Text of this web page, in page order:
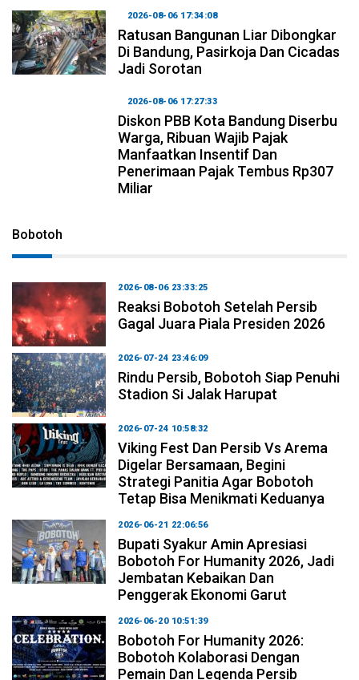
2026-08-06 17:34:08
Ratusan Bangunan Liar Dibongkar
Di Bandung, Pasirkoja Dan Cicadas
Jadi Sorotan
2026-08-06 17:27:33
Diskon PBB Kota Bandung Diserbu
Warga, Ribuan Wajib Pajak
Manfaatkan Insentif Dan
Penerimaan Pajak Tembus Rp307
Miliar
Bobotoh
2026-08-06 23:33:25
Reaksi Bobotoh Setelah Persib
Gagal Juara Piala Presiden 2026
2026-07-24 23:46:09
Rindu Persib, Bobotoh Siap Penuhi
Stadion Si Jalak Harupat
2026-07-24 10:58:32
Viking Fest Dan Persib Vs Arema
Digelar Bersamaan, Begini
Strategi Panitia Agar Bobotoh
Tetap Bisa Menikmati Keduanya
2026-06-21 22:06:56
Bupati Syakur Amin Apresiasi
Bobotoh For Humanity 2026, Jadi
Jembatan Kebaikan Dan
Penggerak Ekonomi Garut
2026-06-20 10:51:39
Bobotoh For Humanity 2026:
Bobotoh Kolaborasi Dengan
Pemain Dan Legenda Persib